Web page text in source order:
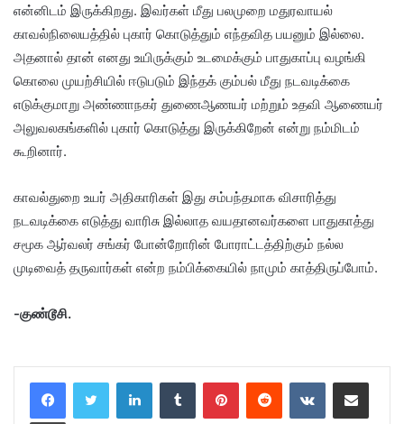
என்னிடம் இருக்கிறது. இவர்கள் மீது பலமுறை மதுரவாயல்
காவல்நிலையத்தில் புகார் கொடுத்தும் எந்தவித பயனும் இல்லை.
அதனால் தான் எனது உயிருக்கும் உடமைக்கும் பாதுகாப்பு வழங்கி
கொலை முயற்சியில் ஈடுபடும் இந்தக் கும்பல் மீது நடவடிக்கை
எடுக்குமாறு அண்ணாநகர் துணைஆணயர் மற்றும் உதவி ஆணையர்
அலுவலகங்களில் புகார் கொடுத்து இருக்கிறேன் என்று நம்மிடம்
கூறினார்.
காவல்துறை உயர் அதிகாரிகள் இது சம்பந்தமாக விசாரித்து
நடவடிக்கை எடுத்து வாரிசு இல்லாத வயதானவர்களை பாதுகாத்து
சமூக ஆர்வலர் சங்கர் போன்றோரின் போராட்டத்திற்கும் நல்ல
முடிவைத் தருவார்கள் என்ற நம்பிக்கையில் நாமும் காத்திருப்போம்.
-குண்டூசி.
LinkedInTumblr PinterestReddit VKontakteShare via Email